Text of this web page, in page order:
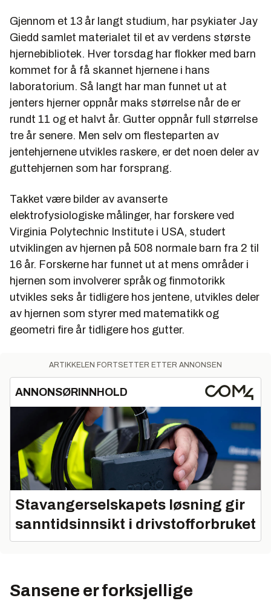
Gjennom et 13 år langt studium, har psykiater Jay
Giedd samlet materialet til et av verdens største
hjernebibliotek. Hver torsdag har flokker med barn
kommet for å få skannet hjernene i hans
laboratorium. Så langt har man funnet ut at
jenters hjerner oppnår maks størrelse når de er
rundt 11 og et halvt år. Gutter oppnår full størrelse
tre år senere. Men selv om flesteparten av
jentehjernene utvikles raskere, er det noen deler av
guttehjernen som har forsprang.
Takket være bilder av avanserte
elektrofysiologiske målinger, har forskere ved
Virginia Polytechnic Institute i USA, studert
utviklingen av hjernen på 508 normale barn fra 2 til
16 år. Forskerne har funnet ut at mens områder i
hjernen som involverer språk og finmotorikk
utvikles seks år tidligere hos jentene, utvikles deler
av hjernen som styrer med matematikk og
geometri fire år tidligere hos gutter.
ARTIKKELEN FORTSETTER ETTER ANNONSEN
ANNONSØRINNHOLD
Stavangerselskapets løsning gir
sanntidsinnsikt i drivstofforbruket
Sansene er forksjellige